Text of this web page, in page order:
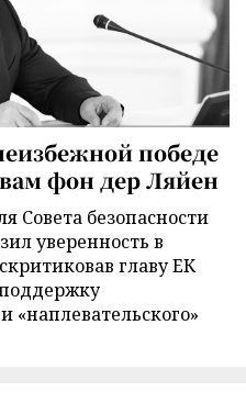
победе
фон дер Ляйен
Совета безопасности
уверенность в
главу ЕК
«наплевательского»